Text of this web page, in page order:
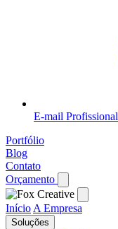
E-mail Profissional
Portfólio
Blog
Contato
Orçamento
Início A Empresa
Soluções